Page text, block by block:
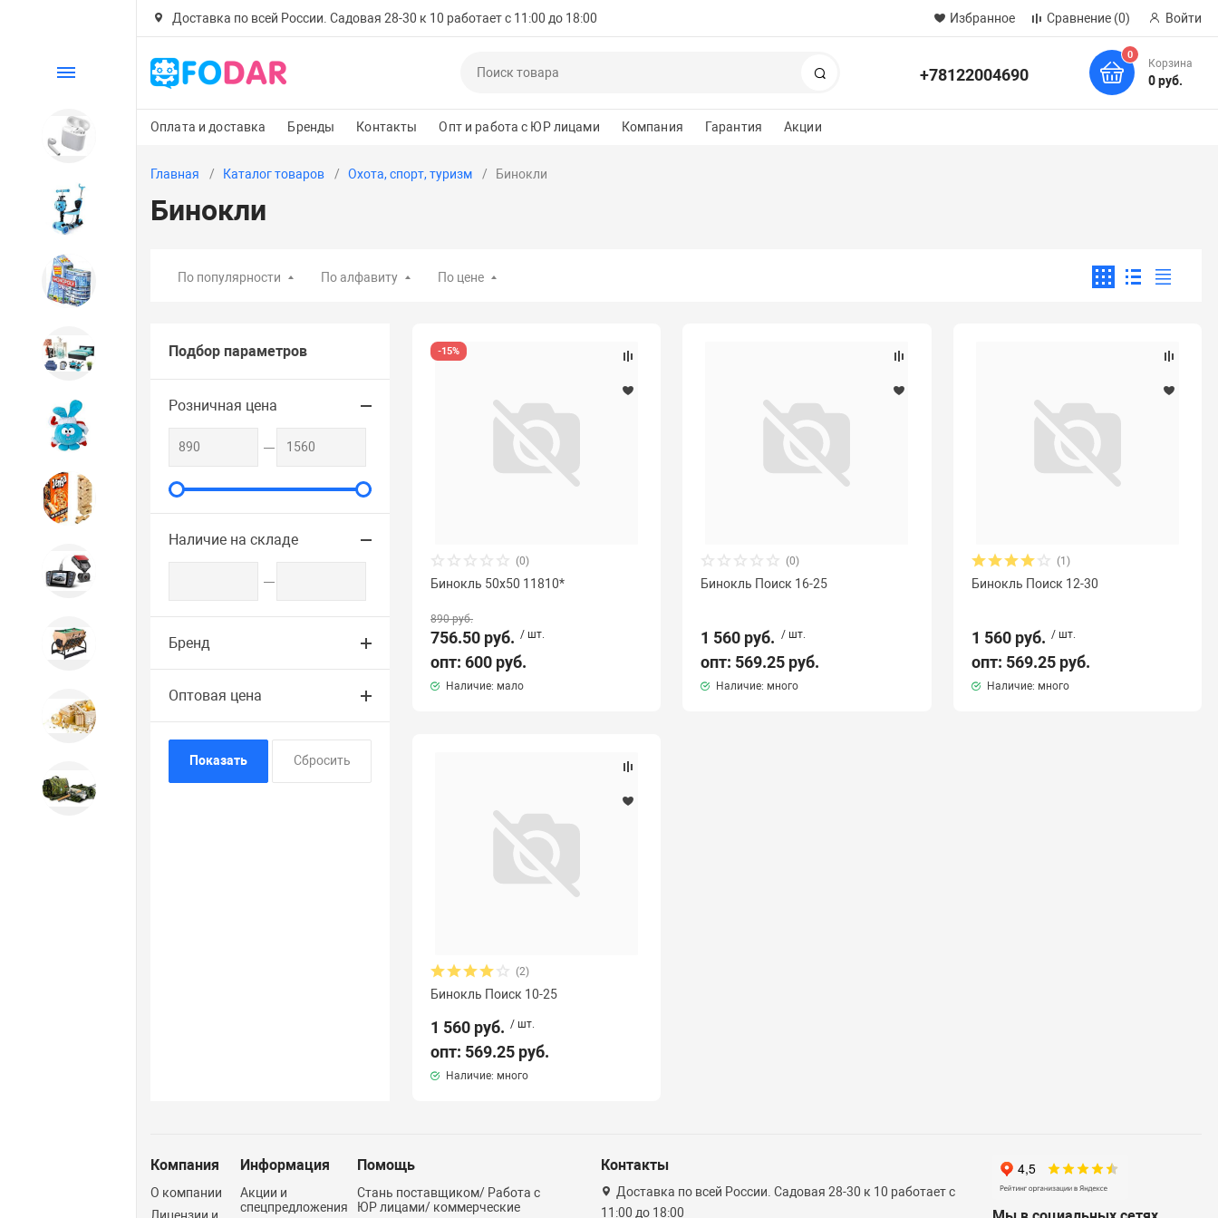
Доставка по всей России. Садовая 28-30 к 10 работает с 11:00 до 18:00 Избранное Сравнение (0) Войти
+78122004690
0
Корзина
0 руб.
Оплата и доставка Бренды Контакты Опт и работа с ЮР лицами Компания Гарантия Акции
Каталог
Электроника
Детский транспорт
Настольные игры
Дом и сад
Игрушки
Игрушки
склада СПб
Охота, спорт, туризм
Главная Каталог товаров Охота, спорт, туризм Бинокли
Бинокли
По популярности По алфавиту По цене
Подбор параметров
Розничная цена
Наличие на складе
Бренд
Оптовая цена
-15%
(0)
Бинокль 50х50 11810*
890 руб.
756.50 руб. / шт.
опт: 600 руб.
Наличие: мало
(0)
Бинокль Поиск 16-25
1 560 руб. / шт.
опт: 569.25 руб.
Наличие: много
(1)
Бинокль Поиск 12-30
1 560 руб. / шт.
опт: 569.25 руб.
Наличие: много
(2)
Бинокль Поиск 10-25
1 560 руб. / шт.
опт: 569.25 руб.
Наличие: много
Компания
О компании
Информация
Акции и
спецпредложения
Помощь
Стань поставщиком/ Работа с
ЮР лицами/ коммерческие
Контакты
Доставка по всей России. Садовая 28-30 к 10 работает с
11:00 до 18:00